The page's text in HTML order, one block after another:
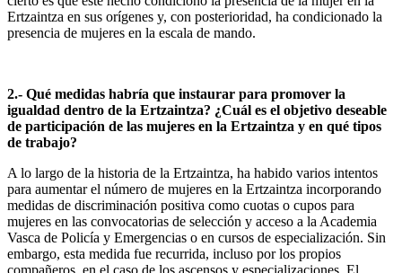
Ertzaintza en sus orígenes y, con posterioridad, ha condicionado la
presencia de mujeres en la escala de mando.
2.- Qué medidas habría que instaurar para promover la
igualdad dentro de la Ertzaintza? ¿Cuál es el objetivo deseable
de participación de las mujeres en la Ertzaintza y en qué tipos
de trabajo?
A lo largo de la historia de la Ertzaintza, ha habido varios intentos
para aumentar el número de mujeres en la Ertzaintza incorporando
medidas de discriminación positiva como cuotas o cupos para
mujeres en las convocatorias de selección y acceso a la Academia
Vasca de Policía y Emergencias o en cursos de especialización. Sin
embargo, esta medida fue recurrida, incluso por los propios
compañeros, en el caso de los ascensos y especializaciones. El